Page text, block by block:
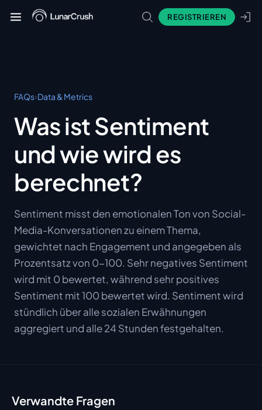
REGISTRIEREN
FAQs›Data & Metrics
Was ist Sentiment
und wie wird es
berechnet?
Sentiment misst den emotionalen Ton von Social-
Media-Konversationen zu einem Thema,
gewichtet nach Engagement und angegeben als
Prozentsatz von 0-100. Sehr negatives Sentiment
wird mit 0 bewertet, während sehr positives
Sentiment mit 100 bewertet wird. Sentiment wird
stündlich über alle sozialen Erwähnungen
aggregiert und alle 24 Stunden festgehalten.
Verwandte Fragen